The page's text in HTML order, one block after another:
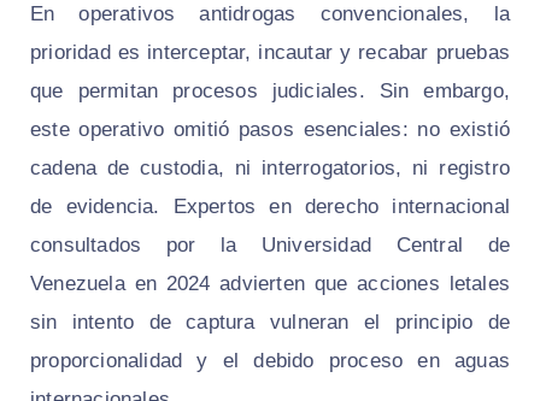
En operativos antidrogas convencionales, la
prioridad es interceptar, incautar y recabar pruebas
que permitan procesos judiciales. Sin embargo,
este operativo omitió pasos esenciales: no existió
cadena de custodia, ni interrogatorios, ni registro
de evidencia. Expertos en derecho internacional
consultados por la Universidad Central de
Venezuela en 2024 advierten que acciones letales
sin intento de captura vulneran el principio de
proporcionalidad y el debido proceso en aguas